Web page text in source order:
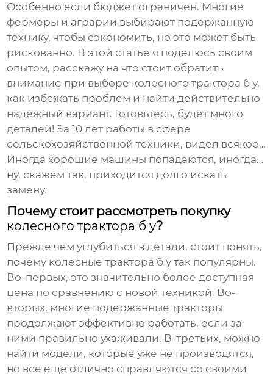
Особенно если бюджет ограничен. Многие
фермеры и аграрии выбирают подержанную
технику, чтобы сэкономить, но это может быть
рискованно. В этой статье я поделюсь своим
опытом, расскажу на что стоит обратить
внимание при выборе колесного трактора б у,
как избежать проблем и найти действительно
надежный вариант. Готовьтесь, будет много
деталей! За 10 лет работы в сфере
сельскохозяйственной техники, видел всякое…
Иногда хорошие машины попадаются, иногда…
ну, скажем так, приходится долго искать
замену.
Почему стоит рассмотреть покупку
колесного трактора б у?
Прежде чем углубиться в детали, стоит понять,
почему колесные трактора б у так популярны.
Во-первых, это значительно более доступная
цена по сравнению с новой техникой. Во-
вторых, многие подержанные тракторы
продолжают эффективно работать, если за
ними правильно ухаживали. В-третьих, можно
найти модели, которые уже не производятся,
но все еще отлично справляются со своими